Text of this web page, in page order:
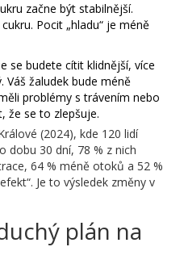
začne být stabilnější.
Pocit „hladu“ je méně
se budete cítit klidnější, více
Váš žaludek bude méně
problémy s trávením nebo
že se to zlepšuje.
(2024), kde 120 lidí
dobu 30 dní, 78 % z nich
64 % méně otoků a 52 %
Je to výsledek změny v
plán na